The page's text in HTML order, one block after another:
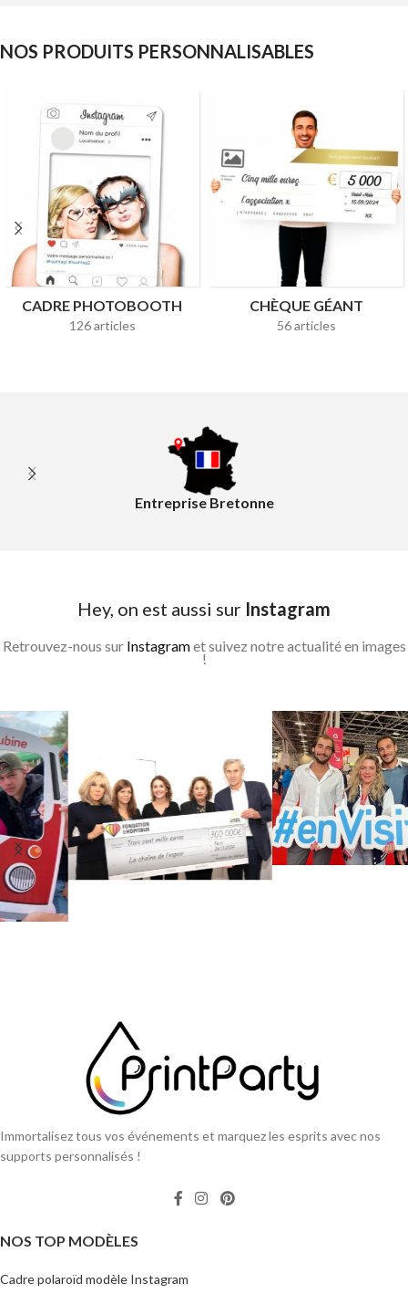
NOS PRODUITS PERSONNALISABLES
CADRE PHOTOBOOTH
126 articles
CHÈQUE GÉANT
56 articles
Entreprise Bretonne
Hey, on est aussi sur Instagram
Retrouvez-nous sur Instagramet suivez notre actualité en images
!
Immortalisez tous vos événements et marquez les esprits avec nos
supports personnalisés !
NOS TOP MODÈLES
Cadre polaroïd modèle Instagram